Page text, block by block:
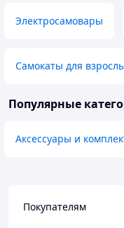
Электросамовары
Самокаты для
Популярные
Аксессуары и
Покупателям